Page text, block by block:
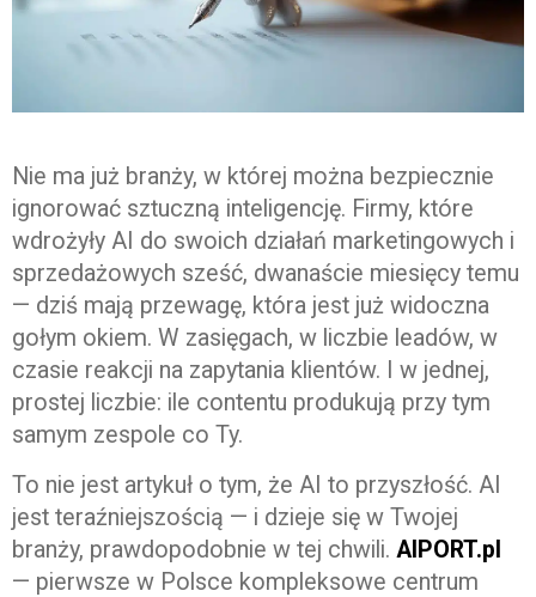
Nie ma już branży, w której można bezpiecznie
ignorować sztuczną inteligencję. Firmy, które
wdrożyły AI do swoich działań marketingowych i
sprzedażowych sześć, dwanaście miesięcy temu
— dziś mają przewagę, która jest już widoczna
gołym okiem. W zasięgach, w liczbie leadów, w
czasie reakcji na zapytania klientów. I w jednej,
prostej liczbie: ile contentu produkują przy tym
samym zespole co Ty.
To nie jest artykuł o tym, że AI to przyszłość. AI
jest teraźniejszością — i dzieje się w Twojej
branży, prawdopodobnie w tej chwili. AIPORT.pl
— pierwsze w Polsce kompleksowe centrum